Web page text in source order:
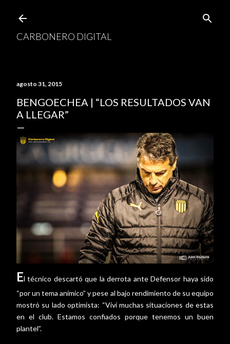
CARBONERO DIGITAL
agosto 31, 2015
BENGOECHEA | “LOS RESULTADOS VAN
A LLEGAR”
El técnico descartó que la derrota ante Defensor haya sido
“por un tema anímico” y pese al bajo rendimiento de su equipo
mostró su lado optimista: “Viví muchas situaciones de estas
en el club. Estamos confiados porque tenemos un buen
plantel”.